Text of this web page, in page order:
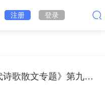
注册 登录
国家开放大学2022年秋《古代诗歌散文专题》第九章 本章自测【百分答案】